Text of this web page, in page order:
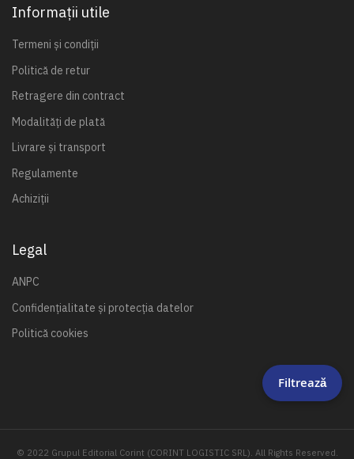
Informații utile
Termeni și condiții
Politică de retur
Retragere din contract
Modalități de plată
Livrare și transport
Regulamente
Achiziții
Legal
ANPC
Confidențialitate și protecția datelor
Politică cookies
© 2022 Grupul Editorial Corint (CORINT LOGISTIC SRL). All Rights Reserved.
Filtrează